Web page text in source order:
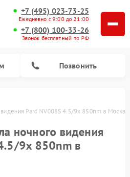
+7 (495) 023-73-25
Ежедневно с 9:00 до 21:00
+7 (800) 100-33-26
Звонок бесплатный по РФ
Позвонить
Pard NV008S 4.5/9x 850nm в Москве
ночного видения
9x 850nm в